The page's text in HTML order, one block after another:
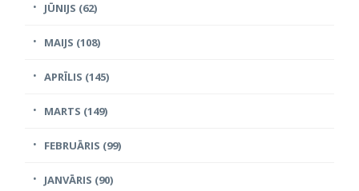
JŪNIJS (62)
MAIJS (108)
APRĪLIS (145)
MARTS (149)
FEBRUĀRIS (99)
JANVĀRIS (90)